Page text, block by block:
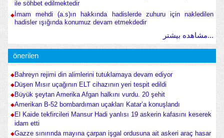
ile söhbet edilmektedir
İmam mehdi (a.s)ın hakkında hadislerde zuhuru için nakledilen
hadisler ışığında konumuz devam etmekdedir
مشاهده بیشتر...
önerilen
Bahreyn rejimi din alimlerini tutuklamaya devam ediyor
Düşen Mısır uçağının ELT cihazının yeri tespit edildi
Büyük şeytan Amerika Afgan halkını vurdu. 20 şehit
Amerikan B-52 bombardıman uçakları Katar’a konuşlandı
El Kaide tekfircileri Mansur Hadi yanlısı 19 askerin kafasını keserek
idam etti
Gazze sınırında mayına çarpan işgal ordusuna ait askeri araç hasar